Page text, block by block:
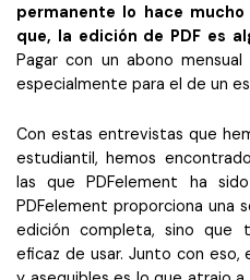
permanente lo hace
que, la edición de PDF es
Pagar con un abono
especialmente para el de un
Con estas entrevistas que
estudiantil, hemos
las que PDFelement ha
PDFelement proporciona una
edición completa, sino que
eficaz de usar. Junto con